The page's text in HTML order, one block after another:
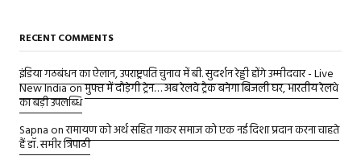
RECENT COMMENTS
इंडिया गठबंधन का ऐलान, उपराष्ट्रपति चुनाव में बी. सुदर्शन रेड्डी होंगे उम्मीदवार - Live
New Indiaonमुफ्त में दौड़ेगी ट्रेन… अब रेलवे ट्रैक बनेगा बिजली घर, भारतीय रेलवे
का बड़ी उपलब्धि
Sapnaonरामायण को अर्थ सहित गाकर समाज को एक नई दिशा प्रदान करना चाहते
हैं डॉ. समीर त्रिपाठी